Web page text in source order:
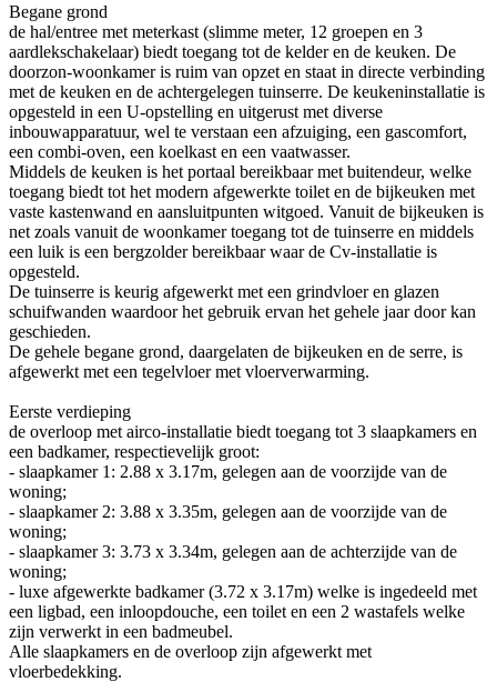
Begane grond
de hal/entree met meterkast (slimme meter, 12 groepen en 3
aardlekschakelaar) biedt toegang tot de kelder en de keuken. De
doorzon-woonkamer is ruim van opzet en staat in directe verbinding
met de keuken en de achtergelegen tuinserre. De keukeninstallatie is
opgesteld in een U-opstelling en uitgerust met diverse
inbouwapparatuur, wel te verstaan een afzuiging, een gascomfort,
een combi-oven, een koelkast en een vaatwasser.
Middels de keuken is het portaal bereikbaar met buitendeur, welke
toegang biedt tot het modern afgewerkte toilet en de bijkeuken met
vaste kastenwand en aansluitpunten witgoed. Vanuit de bijkeuken is
net zoals vanuit de woonkamer toegang tot de tuinserre en middels
een luik is een bergzolder bereikbaar waar de Cv-installatie is
opgesteld.
De tuinserre is keurig afgewerkt met een grindvloer en glazen
schuifwanden waardoor het gebruik ervan het gehele jaar door kan
geschieden.
De gehele begane grond, daargelaten de bijkeuken en de serre, is
afgewerkt met een tegelvloer met vloerverwarming.
Eerste verdieping
de overloop met airco-installatie biedt toegang tot 3 slaapkamers en
een badkamer, respectievelijk groot:
- slaapkamer 1: 2.88 x 3.17m, gelegen aan de voorzijde van de
woning;
- slaapkamer 2: 3.88 x 3.35m, gelegen aan de voorzijde van de
woning;
- slaapkamer 3: 3.73 x 3.34m, gelegen aan de achterzijde van de
woning;
- luxe afgewerkte badkamer (3.72 x 3.17m) welke is ingedeeld met
een ligbad, een inloopdouche, een toilet en een 2 wastafels welke
zijn verwerkt in een badmeubel.
Alle slaapkamers en de overloop zijn afgewerkt met
vloerbedekking.